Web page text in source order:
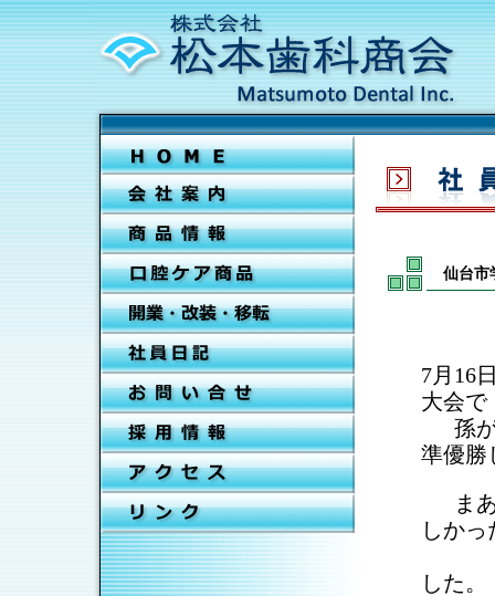
仙台市
7月16
大会で
孫が
準優勝
まあ
しかっ
した。